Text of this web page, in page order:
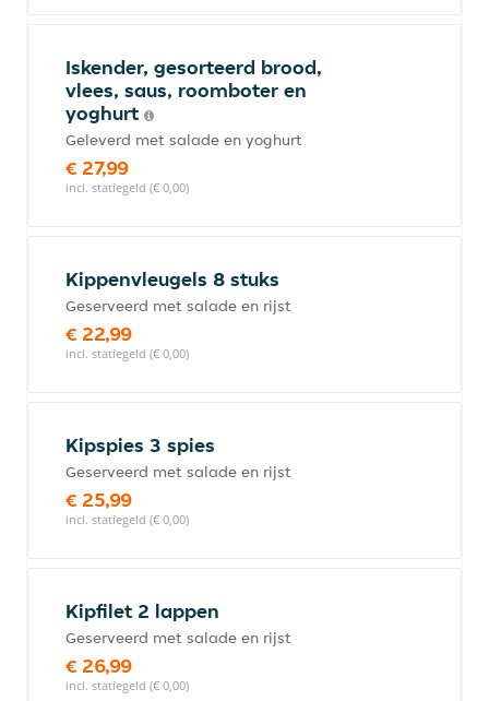
Iskender, gesorteerd brood,
vlees, saus, roomboter en
yoghurt
Geleverd met salade en yoghurt
€ 27,99
incl. statiegeld (€ 0,00)
Kippenvleugels 8 stuks
Geserveerd met salade en rijst
€ 22,99
incl. statiegeld (€ 0,00)
Kipspies 3 spies
Geserveerd met salade en rijst
€ 25,99
incl. statiegeld (€ 0,00)
Kipfilet 2 lappen
Geserveerd met salade en rijst
€ 26,99
incl. statiegeld (€ 0,00)